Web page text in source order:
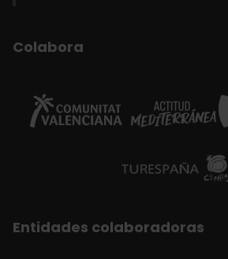
Colabora
Entidades colaboradoras